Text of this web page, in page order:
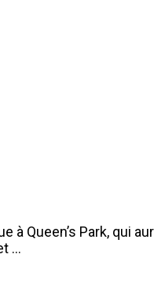
à Queen’s Park,
…